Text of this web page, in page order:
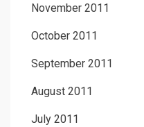
November 2011
October 2011
September 2011
August 2011
July 2011